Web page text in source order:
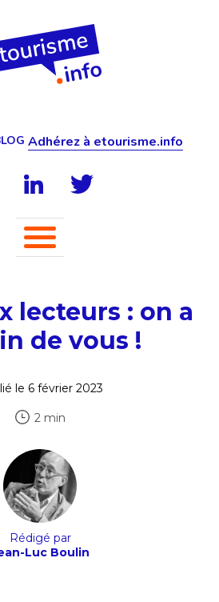
Adhérez à etourisme.info
lecteurs : on a
de vous !
le 6 février 2023
2 min
Rédigé par
Luc Boulin